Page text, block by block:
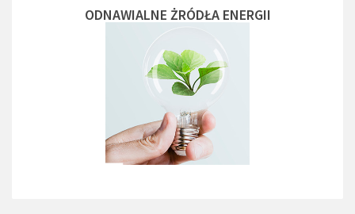
ODNAWIALNE ŻRÓDŁA ENERGII